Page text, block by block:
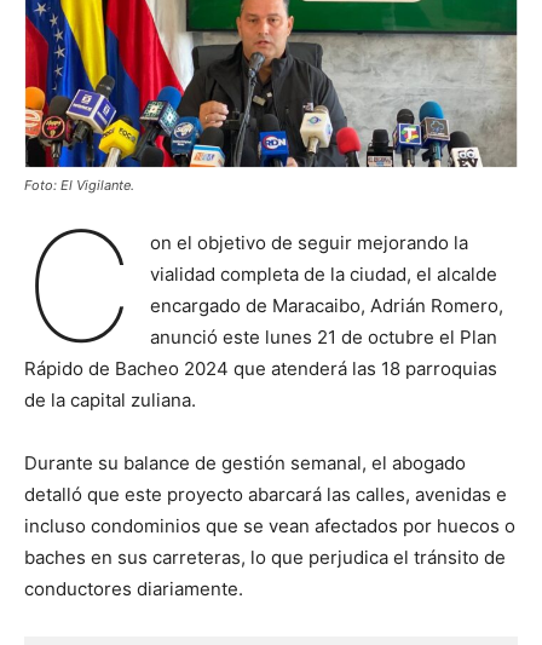
Foto: El Vigilante.
C
on el objetivo de seguir mejorando la
vialidad completa de la ciudad, el alcalde
encargado de Maracaibo, Adrián Romero,
anunció este lunes 21 de octubre el Plan
Rápido de Bacheo 2024 que atenderá las 18 parroquias
de la capital zuliana.
Durante su balance de gestión semanal, el abogado
detalló que este proyecto abarcará las calles, avenidas e
incluso condominios que se vean afectados por huecos o
baches en sus carreteras, lo que perjudica el tránsito de
conductores diariamente.